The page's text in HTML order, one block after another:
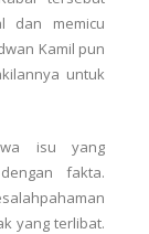
dan memicu
Kamil pun
untuk
isu yang
fakta.
yang terlibat.